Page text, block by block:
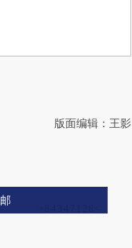
版面编辑：王影